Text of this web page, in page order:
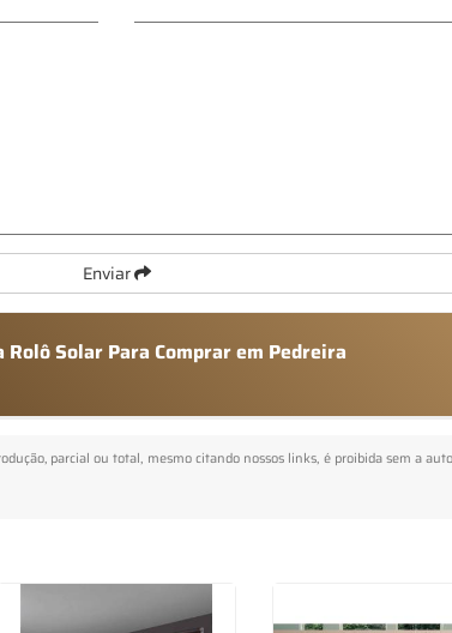
Enviar
Rolô Solar Para Comprar em Pedreira
parcial ou total, mesmo citando nossos links, é proibida sem a